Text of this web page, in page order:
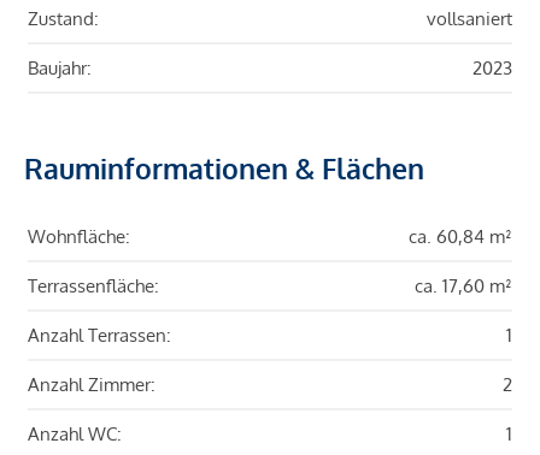
Zustand: vollsaniert
Baujahr: 2023
Rauminformationen & Flächen
Wohnfläche: ca. 60,84 m²
Terrassenfläche: ca. 17,60 m²
Anzahl Terrassen: 1
Anzahl Zimmer: 2
Anzahl WC: 1